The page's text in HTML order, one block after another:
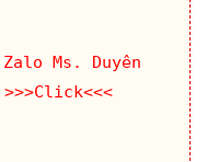
Ms. Duyên